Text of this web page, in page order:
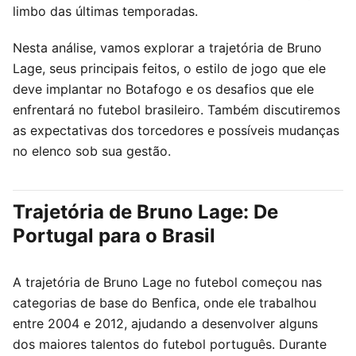
limbo das últimas temporadas.
Nesta análise, vamos explorar a trajetória de Bruno
Lage, seus principais feitos, o estilo de jogo que ele
deve implantar no Botafogo e os desafios que ele
enfrentará no futebol brasileiro. Também discutiremos
as expectativas dos torcedores e possíveis mudanças
no elenco sob sua gestão.
Trajetória de Bruno Lage: De
Portugal para o Brasil
A trajetória de Bruno Lage no futebol começou nas
categorias de base do Benfica, onde ele trabalhou
entre 2004 e 2012, ajudando a desenvolver alguns
dos maiores talentos do futebol português. Durante